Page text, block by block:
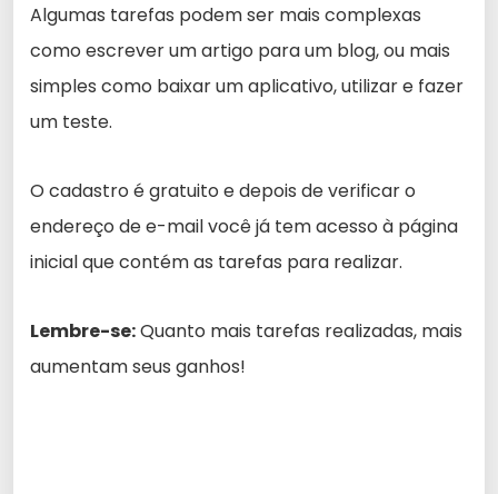
Algumas tarefas podem ser mais complexas
como escrever um artigo para um blog, ou mais
simples como baixar um aplicativo, utilizar e fazer
um teste.
O cadastro é gratuito e depois de verificar o
endereço de e-mail você já tem acesso à página
inicial que contém as tarefas para realizar.
Lembre-se:Quanto mais tarefas realizadas, mais
aumentam seus ganhos!